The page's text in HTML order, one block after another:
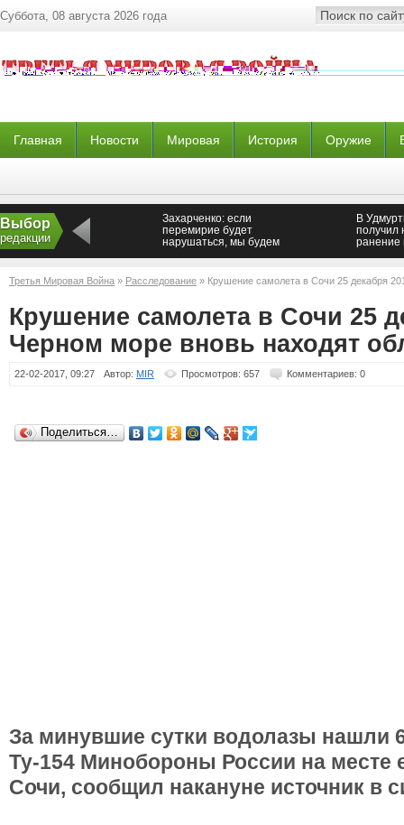
Суббота, 08 августа 2026 года
Главная Новости Мировая История Оружие
Выбор
редакции
Захарченко: если
перемирие будет
нарушаться, мы будем
В
получил
ранение
Третья Мировая Война » Расследование » Крушение самолета в Сочи 25 декабря
обломки
Крушение самолета в Сочи 25
Черном море вновь находят
22-02-2017, 09:27 Автор: MIR Просмотров: 657 Комментариев: 0
Поделиться…
За минувшие сутки водолазы нашли
Ту-154 Минобороны России на месте
Сочи, сообщил накануне источник в